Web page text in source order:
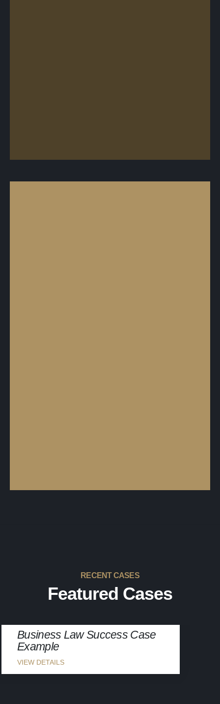
RECENT CASES
Featured Cases
Business Law Success Case
Example